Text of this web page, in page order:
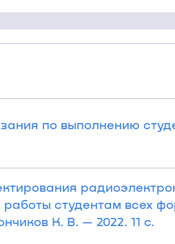
по выполнению
студентам всех
К. В. — 2022. 11 с.